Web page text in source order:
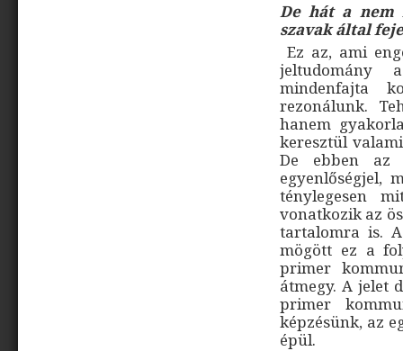
De hát a nem
szavak által
Ez az, ami
jeltudomány
mindenfajta
rezonálunk.
hanem
keresztül
De ebben az
egyenlőségjel,
ténylegesen
vonatkozik az
tartalomra is.
mögött ez a
primer
átmegy. A jelet
primer
képzésünk, az
épül.